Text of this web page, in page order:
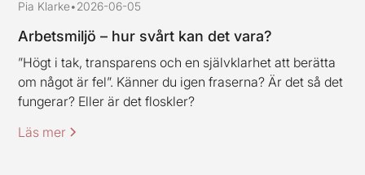
Pia Klarke•2026-06-05
Arbetsmiljö – hur svårt kan det vara?
”Högt i tak, transparens och en självklarhet att berätta
om något är fel”. Känner du igen fraserna? Är det så det
fungerar? Eller är det floskler?
Läs mer